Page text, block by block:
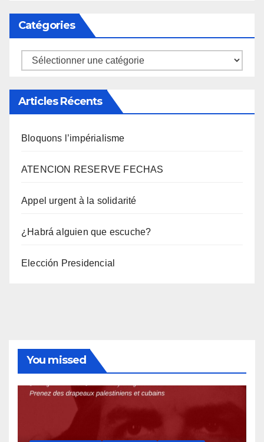
Catégories
Catégories
Articles Récents
Bloquons l’impérialisme
ATENCION RESERVE FECHAS
Appel urgent à la solidarité
¿Habrá alguien que escuche?
Elección Presidencial
You missed